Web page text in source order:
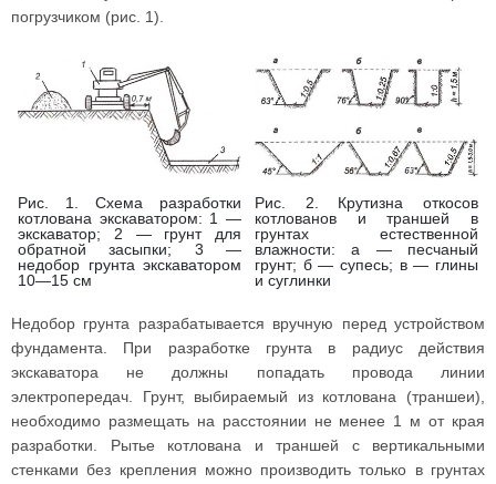
погрузчиком (рис. 1).
Рис. 1. Схема разработки
котлована экскаватором: 1 —
экскаватор; 2 — грунт для
обратной засыпки; 3 —
недобор грунта экскаватором
10—15 см
Рис. 2. Крутизна откосов
котлованов и траншей в
грунтах естественной
влажности: а — песчаный
грунт; б — супесь; в — глины
и суглинки
Недобор грунта разрабатывается вручную перед устройством
фундамента. При разработке грунта в радиус действия
экскаватора не должны попадать провода линии
электропередач. Грунт, выбираемый из котлована (траншеи),
необходимо размещать на расстоянии не менее 1 м от края
разработки. Рытье котлована и траншей с вертикальными
стенками без крепления можно производить только в грунтах